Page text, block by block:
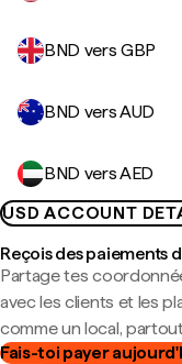
BND vers GBP
BND vers AUD
BND vers AED
USD ACCOUNT
Reçois des paiements
Partage tes
avec les clients et les
comme un local,
Fais-toi payer